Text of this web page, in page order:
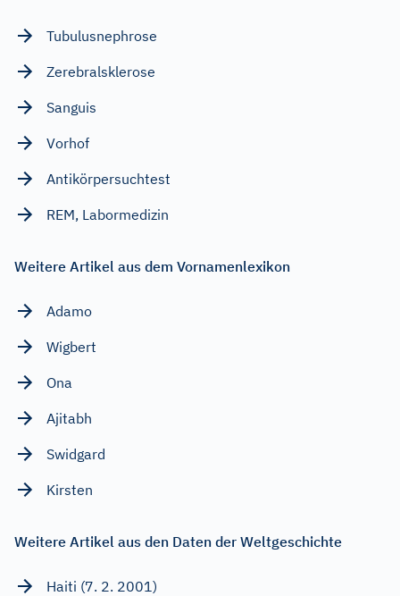
Tubulusnephrose
Zerebralsklerose
Sanguis
Vorhof
Antikörpersuchtest
REM, Labormedizin
Weitere Artikel aus dem Vornamenlexikon
Adamo
Wigbert
Ona
Ajitabh
Swidgard
Kirsten
Weitere Artikel aus den Daten der Weltgeschichte
Haiti (7. 2. 2001)